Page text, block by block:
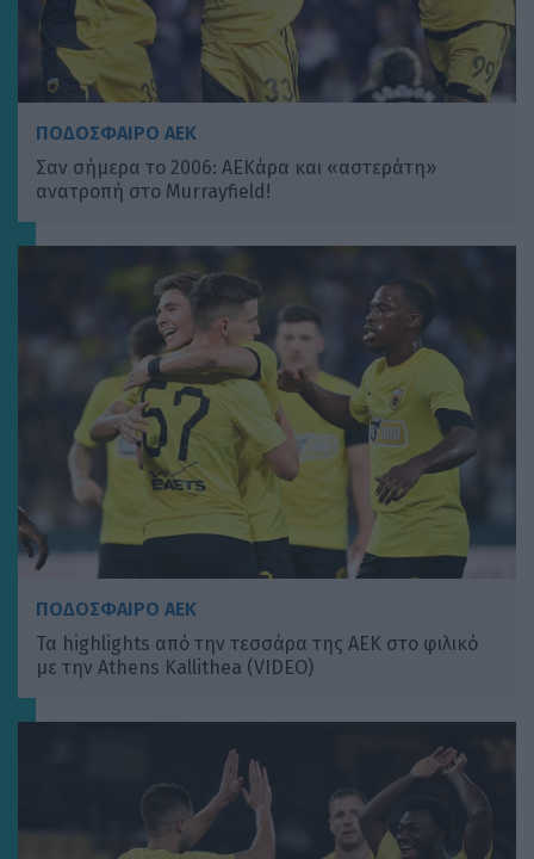
ΠΟΔΟΣΦΑΙΡΟ ΑΕΚ
Σαν σήμερα το 2006: ΑΕΚάρα και «αστεράτη»
ανατροπή στο Murrayfield!
ΠΟΔΟΣΦΑΙΡΟ ΑΕΚ
Τα highlights από την τεσσάρα της ΑΕΚ στο φιλικό
με την Athens Kallithea (VIDEO)